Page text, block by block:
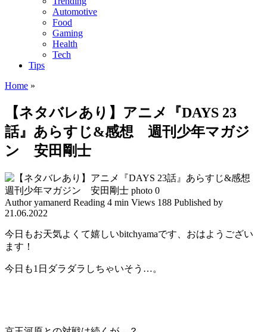
Automotive
Food
Gaming
Health
Tech
Tips
Home »
【ネタバレあり】アニメ『DAYS 23
話』あらすじ&感想 週刊少年マガジ
ン 安田剛士
Author yamanerd Reading 4 min Views 188 Published by
21.06.2022
今日もお天気よくて嬉しいbitchyamaです、おはようござい
ます！
今日も1日ダラダラしちゃいそう…。